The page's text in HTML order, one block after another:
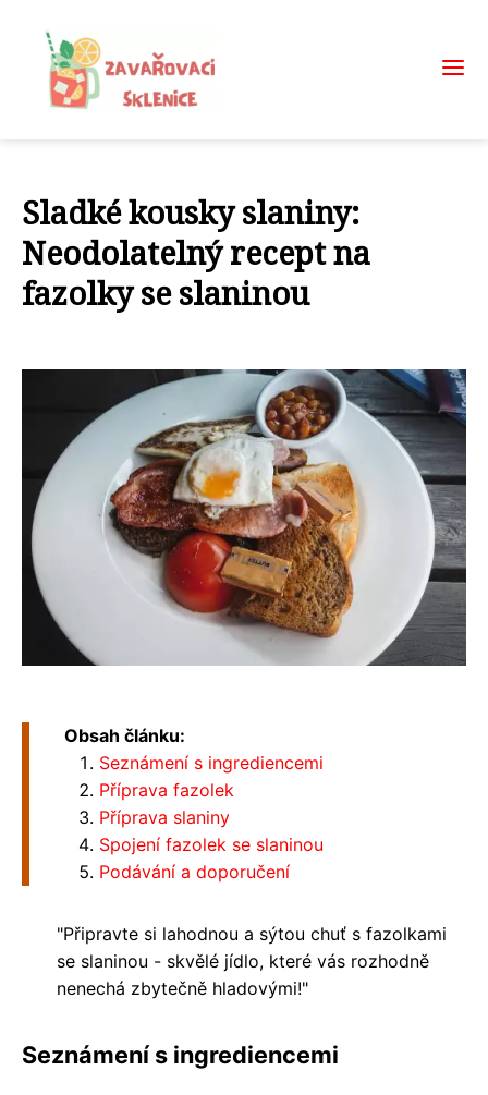
Sladké kousky slaniny:
Neodolatelný recept na
fazolky se slaninou
Obsah článku:
Seznámení s ingrediencemi
Příprava fazolek
Příprava slaniny
Spojení fazolek se slaninou
Podávání a doporučení
"Připravte si lahodnou a sýtou chuť s fazolkami
se slaninou - skvělé jídlo, které vás rozhodně
nenechá zbytečně hladovými!"
Seznámení s ingrediencemi